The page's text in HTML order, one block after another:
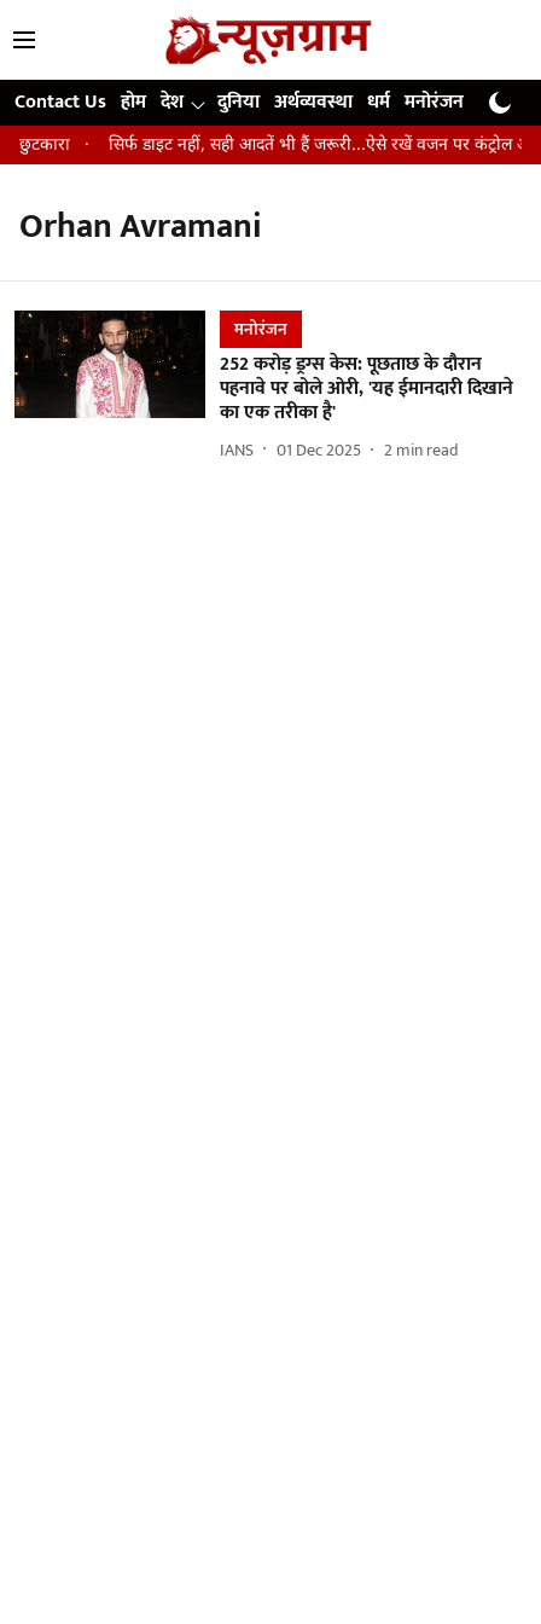
Contact Us होम देश दुनिया अर्थव्यवस्था धर्म मनोरंजन खेल
छुटकारा सिर्फ डाइट नहीं, सही आदतें भी हैं जरूरी...ऐसे रखें वजन पर कंट्रोल
Orhan Avramani
मनोरंजन
252 करोड़ ड्रग्स केस: पूछताछ के दौरान
पहनावे पर बोले ओरी, 'यह ईमानदारी दिखाने
का एक तरीका है'
IANS 01 Dec 2025 2min read